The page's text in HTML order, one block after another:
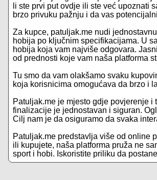
li ste prvi put ovdje ili ste već upoznati
brzo privuku pažnju i da vas
Za kupce, patuljak.me nudi
hobija po ključnim specifikacijama. U
hobija koja vam najviše odgovara.
od prednosti koje vam naša platforma
Tu smo da vam olakšamo svaku
koja korisnicima omogućava da brzo i
Patuljak.me je mjesto gdje povjerenje
finalizacije je jednostavan i siguran.
Cilj nam je da osiguramo da svaka
Patuljak.me predstavlja više od online
ili kupujete, naša platforma pruža ne
sport i hobi. Iskoristite priliku da